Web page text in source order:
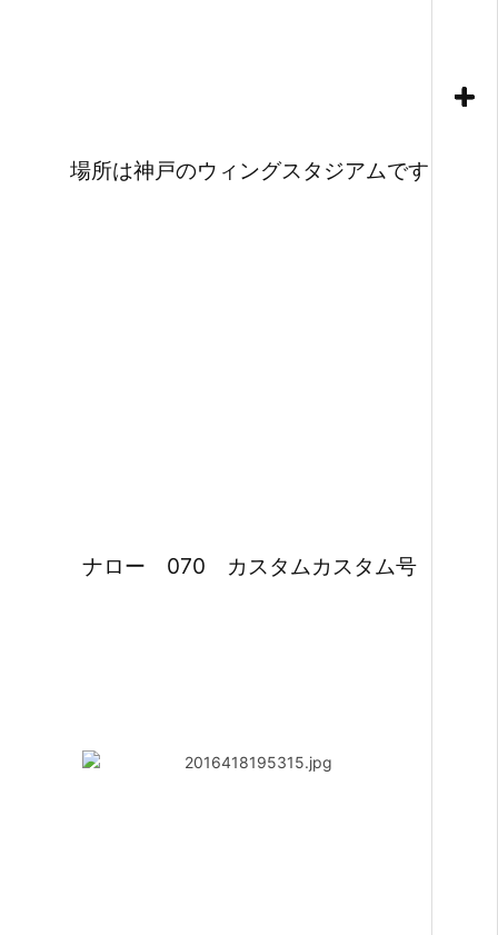
場所は神戸のウィングスタジアムです
ナロー 070 カスタムカスタム号